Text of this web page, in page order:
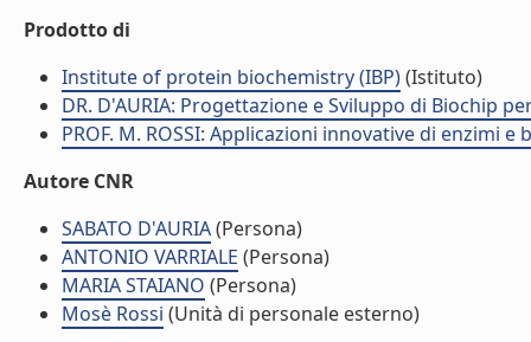
Prodotto di
Institute of protein biochemistry (IBP)(Istituto)
DR. D'AURIA: Progettazione e Sviluppo di Biochip
PROF. M. ROSSI: Applicazioni innovative di enzimi
Autore CNR
SABATO D'AURIA(Persona)
ANTONIO VARRIALE (Persona)
MARIA STAIANO (Persona)
Mosè Rossi (Unità di personale esterno)